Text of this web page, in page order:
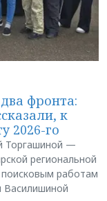
фронта:
к
2026-го
Торгашиной —
региональной
работам
Василишиной